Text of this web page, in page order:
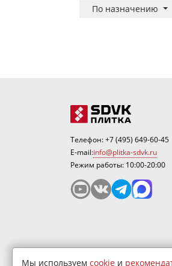
По назначению
Телефон:+7 (495) 649-60-45
E-mail:info@plitka-sdvk.ru
Режим работы: 10:00-20:00
Мы используем cookie и